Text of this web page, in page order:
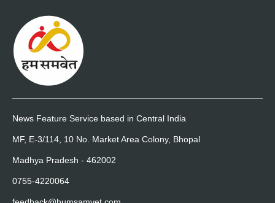
News Feature Service based in Central India
MF, E-3/114, 10 No. Market Area Colony, Bhopal
Madhya Pradesh - 462002
0755-4220064